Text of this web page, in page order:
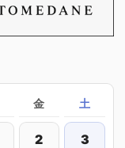
金 土
2 3